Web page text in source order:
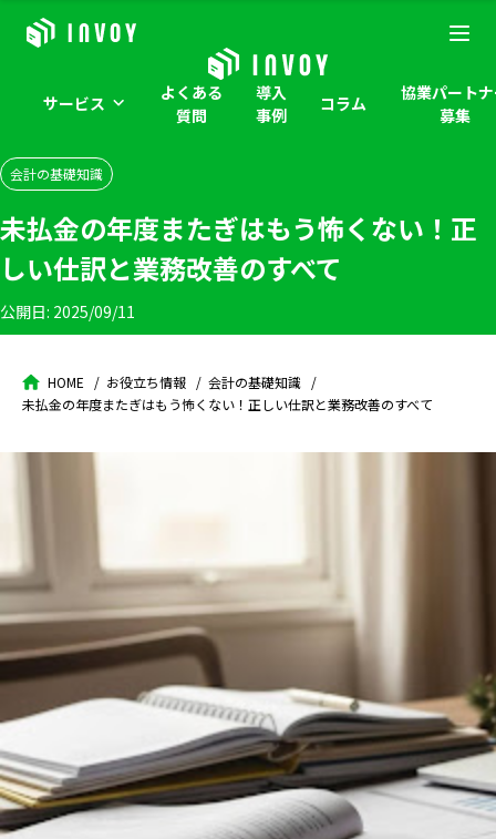
サービス
よくある
質問
導入
事例
コラム
協業パート
募集
会計の基礎知識
未払金の年度またぎはもう怖くない！正
しい仕訳と業務改善のすべて
公開日: 2025/09/11
HOME お役立ち情報
会計の基礎知識
未払金の年度またぎはもう怖くない！正しい仕訳と業務改善のすべて